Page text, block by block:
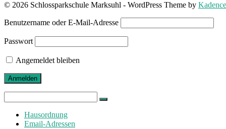
© 2026 Schlossparkschule Marksuhl - WordPress Theme by
Benutzername oder E-Mail-Adresse
Passwort
Angemeldet bleiben
for:
Hausordnung
Email-Adressen